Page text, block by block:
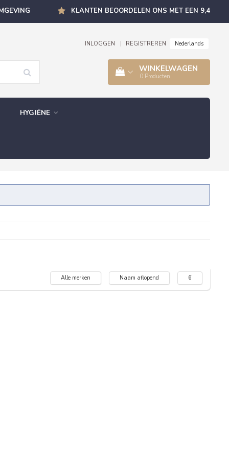
KLANTEN BEOORDELEN ONS MET EEN 9,4
INLOGGEN REGISTREREN Nederlands
WINKELWAGEN
0 Producten
HYGIËNE
Alle merken Naam aflopend 6